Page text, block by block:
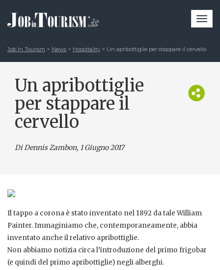
Job In Tourism > News > Hospitality > Un apribottiglie per stappare il cervello
Un apribottiglie
per stappare il
cervello
Di Dennis Zambon, 1 Giugno 2017
Il tappo a corona è stato inventato nel 1892 da tale William
Painter. Immaginiamo che, contemporaneamente, abbia
inventato anche il relativo apribottiglie.
Non abbiamo notizia circa l’introduzione del primo frigobar
(e quindi del primo apribottiglie) negli alberghi.